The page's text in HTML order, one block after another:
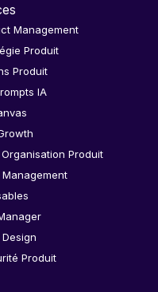
Management
Produit
Produit
IA
Produit
Produit